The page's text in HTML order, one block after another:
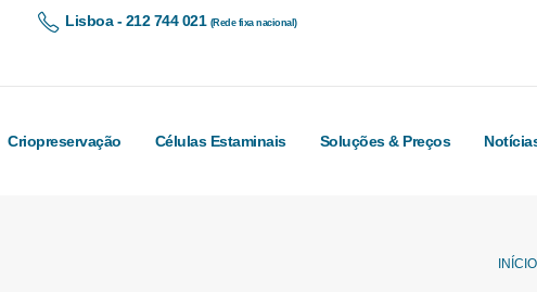
Lisboa - 212 744 021 (Rede fixa nacional)
Criopreservação Células Estaminais Soluções & Preços
INÍCIO